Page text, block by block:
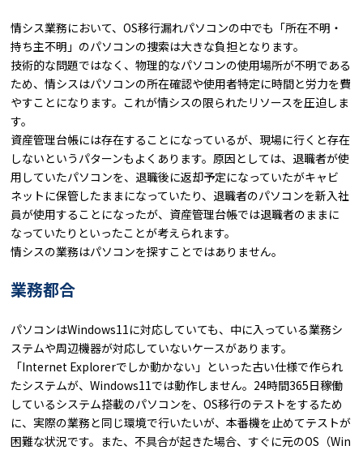
情シス業務において、OS移行漏れパソコンの中でも「所在不明・
持ち主不明」のパソコンの捜索は大きな負担となります。
技術的な問題ではなく、物理的なパソコンの使用場所が不明である
ため、情シスはパソコンの所在確認や使用者特定に時間と労力を費
やすことになります。これが情シスの限られたリソースを圧迫しま
す。
資産管理台帳には存在することになっているが、現場に行くと存在
しないというパターンもよくあります。原因としては、退職者が使
用していたパソコンを、退職後に返却予定になっていたがキャビ
ネットに保管したままになっていたり、退職者のパソコンを新入社
員が使用することになったが、資産管理台帳では退職者のままに
なっていたりといったことが考えられます。
情シスの業務はパソコンを探すことではありません。
業務都合
パソコンはWindows11に対応していても、中に入っている業務シ
ステムや周辺機器が対応していないケースがあります。
「Internet Explorerでしか動かない」といった古い仕様で作られ
たシステムが、Windows11では動作しません。24時間365日稼働
しているシステム搭載のパソコンを、OS移行のテストをするため
に、実際の業務と同じ環境で行いたいが、本番機を止めてテストが
困難な状況です。また、不具合が起きた場合、すぐに元のOS（Win